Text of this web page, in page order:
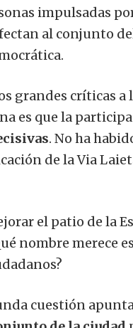
impulsadas
al conjunto
grandes críticas
es que la
. No ha
de la Via
el patio de la
nombre merece
cuestión